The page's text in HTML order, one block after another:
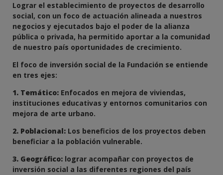
Lograr el establecimiento de proyectos de desarrollo
social, con un foco de actuación alineada a nuestros
negocios y ejecutados bajo el poder de la alianza
pública o privada, ha permitido aportar a la comunidad
de nuestro país oportunidades de crecimiento.
El foco de inversión social de la Fundación se entiende
en tres ejes:
1. Temático: Enfocados en mejora de viviendas,
instituciones educativas y entornos comunitarios con
mejora de arte urbano.
2. Poblacional: Los beneficios de los proyectos deben
beneficiar a la población vulnerable.
3. Geográfico: lograr acompañar con proyectos de
inversión social a las diferentes regiones del país